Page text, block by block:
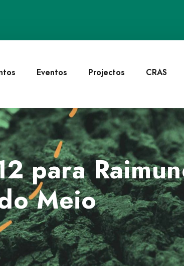
Eventos Projectos CRAS
para
Meio